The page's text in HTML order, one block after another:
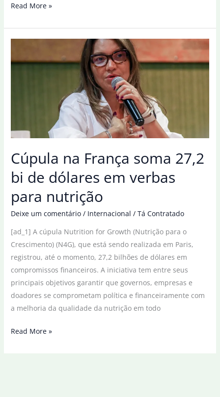
Cúpula
encerra
com
nutrição
Read More »
Cúpula na França soma 27,2
bi de dólares em verbas
para nutrição
Deixe um comentário / Internacional / Tá Contratado
[ad_1] A cúpula Nutrition for Growth (Nutrição para o
Crescimento) (N4G), que está sendo realizada em Paris,
registrou, até o momento, 27,2 bilhões de dólares em
compromissos financeiros. A iniciativa tem entre seus
principais objetivos garantir que governos, empresas e
doadores se comprometam política e financeiramente com
a melhoria da qualidade da nutrição em todo
Cúpula
Read More »